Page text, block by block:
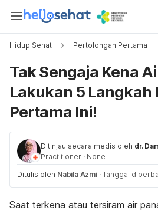
Hidup Sehat Pertolongan Pertama
Tak Sengaja Kena
Lakukan 5 Langkah
Pertama Ini!
Ditinjau secara medis oleh dr.
Practitioner · None
Ditulis oleh Nabila Azmi · Tanggal
Saat terkena atau tersiram air